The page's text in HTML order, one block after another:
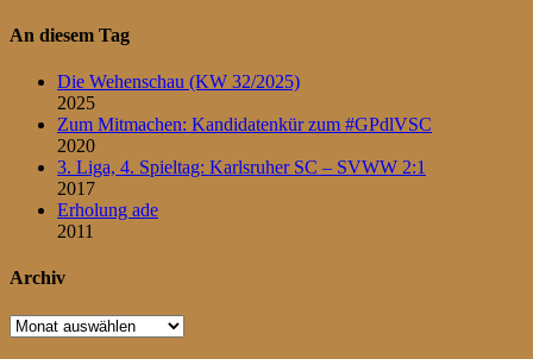
An diesem Tag
Die Wehenschau (KW 32/2025)
2025
Zum Mitmachen: Kandidatenkür zum #GPdlVSC
2020
3. Liga, 4. Spieltag: Karlsruher SC – SVWW 2:1
2017
Erholung ade
2011
Archiv
Archiv